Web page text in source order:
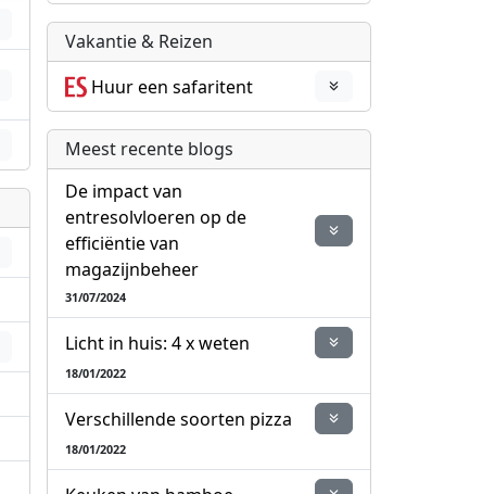
Vakantie & Reizen
Huur een safaritent
Meest recente blogs
De impact van
entresolvloeren op de
efficiëntie van
magazijnbeheer
31/07/2024
Licht in huis: 4 x weten
18/01/2022
Verschillende soorten pizza
18/01/2022